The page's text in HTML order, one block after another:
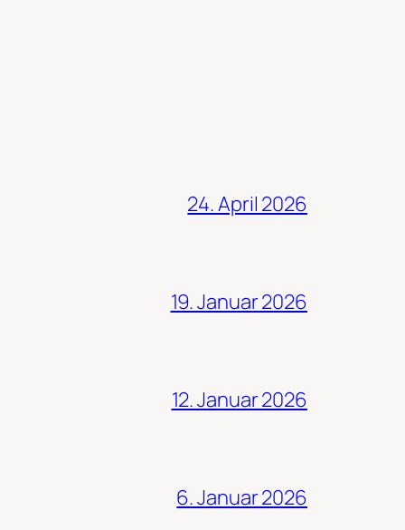
24. April 2026
19. Januar 2026
12. Januar 2026
6. Januar 2026